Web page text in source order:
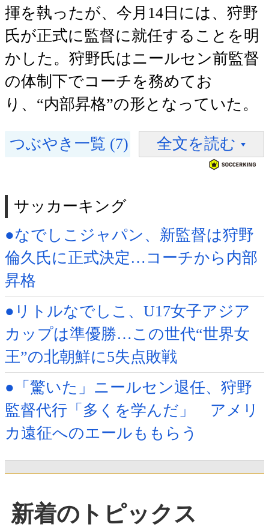
揮を執ったが、今月14日には、狩野
氏が正式に監督に就任することを明
かした。狩野氏はニールセン前監督
の体制下でコーチを務めてお
り、“内部昇格”の形となっていた。
つぶやき一覧 (7) 全文を読む
サッカーキング
●なでしこジャパン、新監督は狩野
倫久氏に正式決定…コーチから内部
昇格
●リトルなでしこ、U17女子アジア
カップは準優勝…この世代“世界女
王”の北朝鮮に5失点敗戦
●「驚いた」ニールセン退任、狩野
監督代行「多くを学んだ」 アメリ
カ遠征へのエールももらう
新着のトピックス